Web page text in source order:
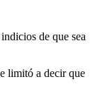
de que sea
limitó a decir que